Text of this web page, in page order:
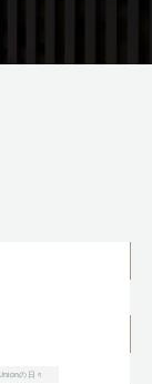
の日々